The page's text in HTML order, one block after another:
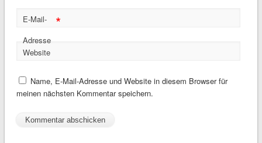
E-Mail-
Adresse
*
Website
Name, E-Mail-Adresse und Website in diesem Browser für
meinen nächsten Kommentar speichern.